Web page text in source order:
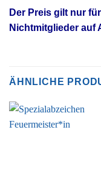
Der Preis gilt nur
Nichtmitglieder auf
ÄHNLICHE